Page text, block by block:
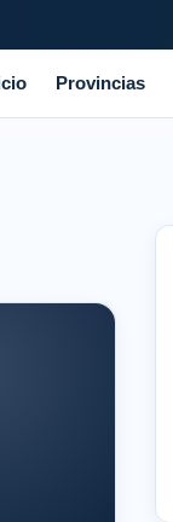
Provincias